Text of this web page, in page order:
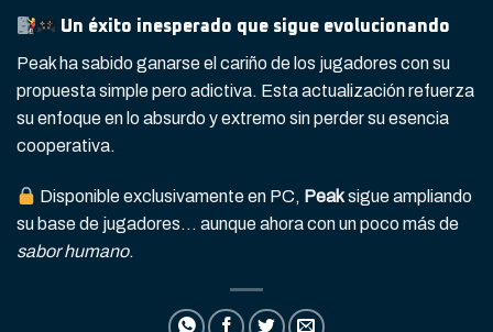
Un éxito inesperado que sigue evolucionando
Peak ha sabido ganarse el cariño de los jugadores con su
propuesta simple pero adictiva. Esta actualización refuerza
su enfoque en lo absurdo y extremo sin perder su esencia
cooperativa.
Disponible exclusivamente en PC, Peaksigue ampliando
su base de jugadores… aunque ahora con un poco más de
sabor humano.